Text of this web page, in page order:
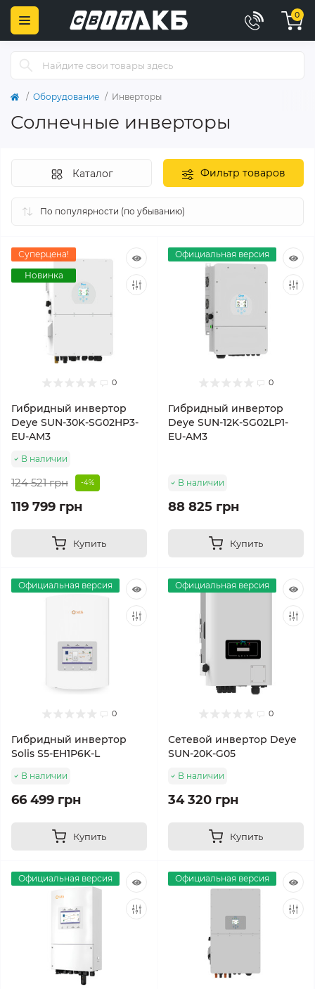
0
Оборудование Инверторы
Солнечные инверторы
Фильтр товаров
Каталог
Суперцена!
Новинка
0
Гибридный инвертор
Deye SUN-30K-SG02HP3-
EU-AM3
В наличии
124 521 грн -4%
119 799 грн
Купить
Официальная версия
0
Гибридный инвертор
Deye SUN-12K-SG02LP1-
EU-AM3
В наличии
88 825 грн
Купить
Официальная версия
0
Гибридный инвертор
Solis S5-EH1P6K-L
В наличии
66 499 грн
Купить
Официальная версия
0
Сетевой инвертор Deye
SUN-20K-G05
В наличии
34 320 грн
Купить
Официальная версия Официальная версия